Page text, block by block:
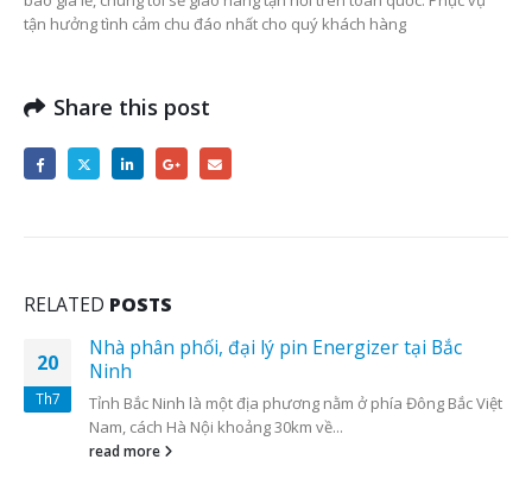
tận hưởng tình cảm chu đáo nhất cho quý khách hàng
Share this post
RELATED POSTS
24
Th10
PIN VÒI RỬA-MÁY RỬA VÀ LAVABO
1. Pin vòi hoa sen và pin
máy rửa chén có tác dụng